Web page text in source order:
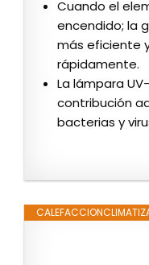
Cuando el
encendido; la
más eficiente
rápidamente.
La lámpara
contribución
bacterias y